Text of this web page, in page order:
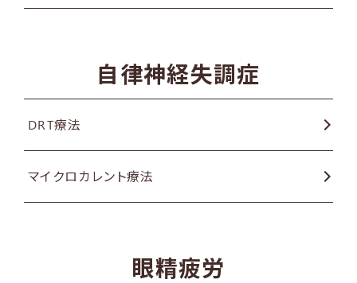
自律神経失調症
DRT療法
マイクロカレント療法
眼精疲労